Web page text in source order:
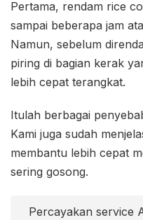
Pertama, rendam rice
sampai beberapa jam
Namun, sebelum
piring di bagian kerak
lebih cepat terangkat.
Itulah berbagai
Kami juga sudah
membantu lebih cepat
sering gosong.
Percayakan service